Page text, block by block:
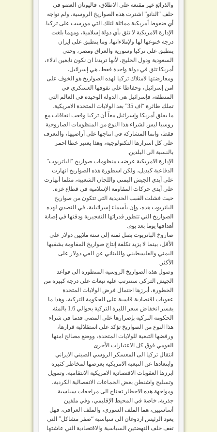
والذرائع غير مقنعة على الاطلاق، فاليونان العضو في
حلف “الناتو” اشترت هذه الصواريخ الروسية، ولم تواجه
أي ضغوط أمريكية مماثلة لتلك التي مورست على تركيا.
الإدارة الامريكية لا تثق بأي دولة إسلامية، ومهما بلغت
درجة خنوعها لها ولإملاءاتها، وما ينطبق على ايران
ينطبق على تركيا وسورية والعراق ومصر، وحتى
السعودية ودول الخليج، لأنها تريدنا ان نكون تابعين اذلاء،
أمريكا تثق في دولة واحدة فقط، هي إسرائيل،
ومعارضتها لامتلاك تركيا لهذه الصواريخ هو الخوف على
امن إسرائيل، وحفاظا على تفوقها العسكري في
المنطقة، فإسرائيل هي الدولة الوحيدة في العالم التي
تملك طائرة “اف 35” بعد الولايات المتحدة الامريكية.
ما يقلق أمريكا وإسرائيل معاً أن تركيا وقعت اتفاقات مع
روسيا ليس لشراء هذا النوع من المنظومات الصاروخية
فقط، وانما المشاركة في انتاجها على أراضيها، والتعرف
على كل اسرارها التكنولوجية، وهذا يعتبر خطا احمر
بالنسبة الى البلدين.
الإدارة الامريكية عرضت منظومات صواريخ “الباتريوت”
الدفاعية كبديل، ولكن اسطورة هذه الصواريخ انهارت
على أيدي الجيش اليمني واللجان الشعبية، مثلما أنهارت
على أيدي حركات المقاومة الإسلامية في قطاع غزة،
حيث فشلت القبب الحديدية التي تتكون من صواريخ
الباتريوت هذه، وإن بأسماء إسرائيلية، في التصدي لهذه
الصواريخ التي تتطور قدراتها التفجيرية ودقتها في إصابة
أهدافها يوما بعد يوم.
صاروخ الباتريوت يصل ثمنه إلى ستة ملايين دولار على
الأقل، بينما لا يزيد تكلفة إنتاج صواريخ المقاومة بشقيها
اليمني والفلسطيني واللبناني عن الفي دولار على
الأكثر.
وصول هذه الصواريخ الروسية المتطورة الى قواعد
الجيش التركي ستترتب عليه تبعات على درجة كبيرة من
الخطورة، أبرزها احتمال فرض الولايات المتحدة
عقوبات اقتصادية قاسية على الحكومة التركية، وهذا ما
يفسر انخفاض سعر الليرة التركية بحوالي 1.6 بالمئة.
الحكومة التركية بإصرارها على المضي قدما في شراء
هذا النوع من الصواريخ تؤكد على استقلالية قرارها،
ورفضها التبعية للولايات المتحدة، ووضع مصالح امنها
القومي فوق كل الاعتبارات الأخرى.
انتقال تركيا الى المعسكر الروسي الصيني الايراني
وابتعادها عن التبعية الامريكية يعرضها لمخاطر كثيرة
ابرزها العقوبات الاقتصادية الامريكية الانتقامية، وتمويل
وتسليح واشنطن بعض الجماعات الانفصالية الكردية،
ومواجهة هذه الاخطار تحتاج الى مراجعات سياسية
جذرية، خاصة في المحيط الإقليمي، وفي ملفين
أساسيين، هما الملف السوري، والملف العراقي، فهل
يعود الرئيس اردوغان الى سياسية “صفر مشاكل” التي
تقف خلف النهضتين السياسية والاقتصادية التي عاشتها